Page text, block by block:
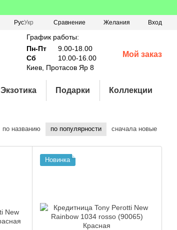
РусУкр Сравнение Желания Вход
График работы:
Пн-Пт
9.00-18.00
Сб
10.00-16.00
Киев, Протасов Яр 8
Мой заказ
Экзотика Подарки Коллекции
по названию по популярности сначала новые
Новинка